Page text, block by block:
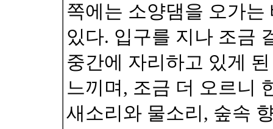
쪽에는 소양댐을 오가
있다. 입구를 지나 조금
중간에 자리하고 있게
느끼며, 조금 더 오르니
새소리와 물소리, 숲속